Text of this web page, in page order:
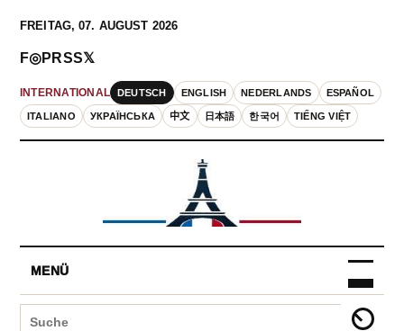
FREITAG, 07. AUGUST 2026
INTERNATIONAL DEUTSCH ENGLISH NEDERLANDS ESPAÑOL
ITALIANO УКРАЇНСЬКА 中文 日本語 한국어 TIẾNG VIỆT
F◎PRSS𝕏
MENÜ